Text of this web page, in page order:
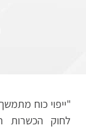
"ייפוי כוח
לחוק הכשרות